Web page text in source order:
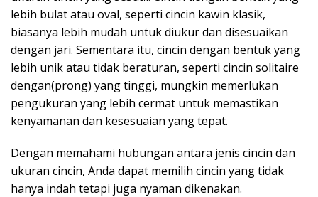
lebih bulat atau oval, seperti cincin kawin klasik,
biasanya lebih mudah untuk diukur dan disesuaikan
dengan jari. Sementara itu, cincin dengan bentuk yang
lebih unik atau tidak beraturan, seperti cincin solitaire
dengan(prong) yang tinggi, mungkin memerlukan
pengukuran yang lebih cermat untuk memastikan
kenyamanan dan kesesuaian yang tepat.
Dengan memahami hubungan antara jenis cincin dan
ukuran cincin, Anda dapat memilih cincin yang tidak
hanya indah tetapi juga nyaman dikenakan.